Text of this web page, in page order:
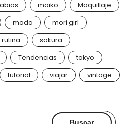
maiko
Maquillaje
moda
mori girl
rutina
sakura
Tendencias
tokyo
tutorial viajar vintage
BuscarBuscar